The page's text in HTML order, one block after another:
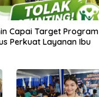
Capai Target Program
Perkuat Layanan Ibu